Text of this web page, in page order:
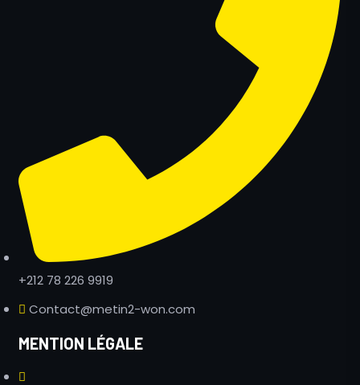
+212 78 226 9919
Contact@metin2-won.com
MENTION LÉGALE